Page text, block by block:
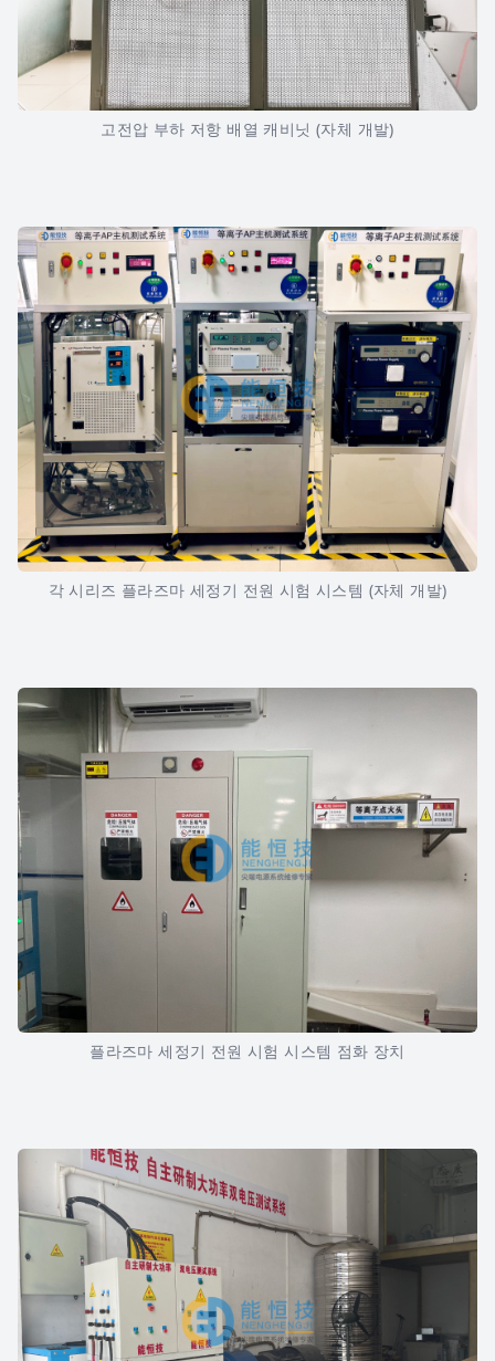
고전압 부하 저항 배열 캐비닛 (자체 개발)
각 시리즈 플라즈마 세정기 전원 시험 시스템 (자체 개발)
플라즈마 세정기 전원 시험 시스템 점화 장치